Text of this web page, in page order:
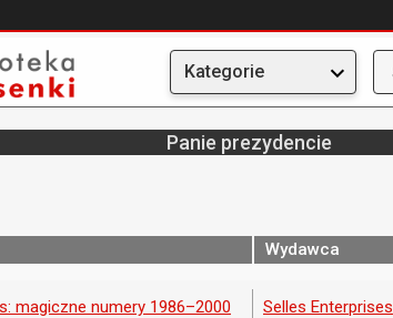
Kategorie
Panie prezydencie
Wydawca
magiczne numery 1986–2000 Selles Enterprises